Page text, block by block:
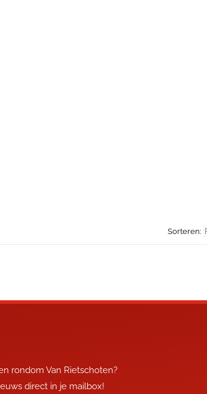
Sorteren:
rondom Van Rietschoten?
direct in je mailbox!